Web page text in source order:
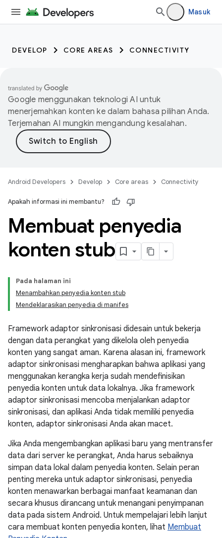
Masuk
DEVELOP CORE AREAS CONNECTIVITY
Google menggunakan teknologi AI untuk
menerjemahkan konten ke dalam bahasa pilihan Anda.
Terjemahan AI mungkin mengandung kesalahan.
Android Developers Develop Core areas Connectivity
Apakah informasi ini membantu?
Membuat penyedia
konten stub
Pada halaman ini
Menambahkan penyedia konten stub
Mendeklarasikan penyedia di manifes
Framework adaptor sinkronisasi didesain untuk bekerja
dengan data perangkat yang dikelola oleh penyedia
konten yang sangat aman. Karena alasan ini, framework
adaptor sinkronisasi mengharapkan bahwa aplikasi yang
menggunakan kerangka kerja sudah mendefinisikan
penyedia konten untuk data lokalnya. Jika framework
adaptor sinkronisasi mencoba menjalankan adaptor
sinkronisasi, dan aplikasi Anda tidak memiliki penyedia
konten, adaptor sinkronisasi Anda akan macet.
Jika Anda mengembangkan aplikasi baru yang mentransfer
data dari server ke perangkat, Anda harus sebaiknya
simpan data lokal dalam penyedia konten. Selain peran
penting mereka untuk adaptor sinkronisasi, penyedia
konten menawarkan berbagai manfaat keamanan dan
secara khusus dirancang untuk menangani penyimpanan
data pada sistem Android. Untuk mempelajari lebih lanjut
cara membuat konten penyedia konten, lihat Membuat